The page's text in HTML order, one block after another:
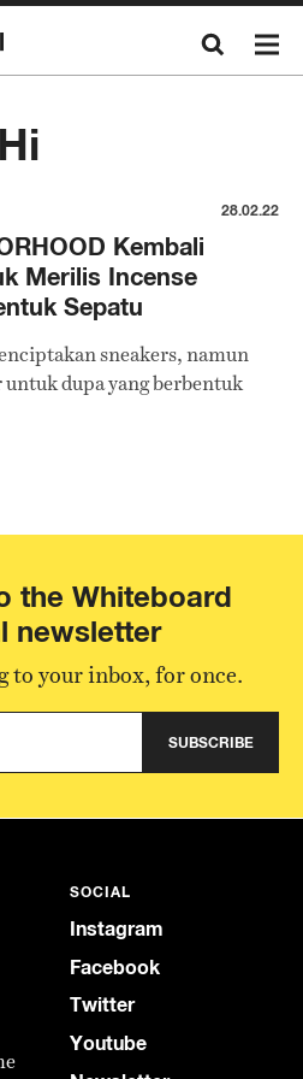
28.02.22
Kembali
Merilis Incense
Sepatu
sneakers, namun
dupa yang berbentuk
the Whiteboard
newsletter
to your inbox, for once.
SUBSCRIBE
SOCIAL
Instagram
Facebook
Twitter
Youtube